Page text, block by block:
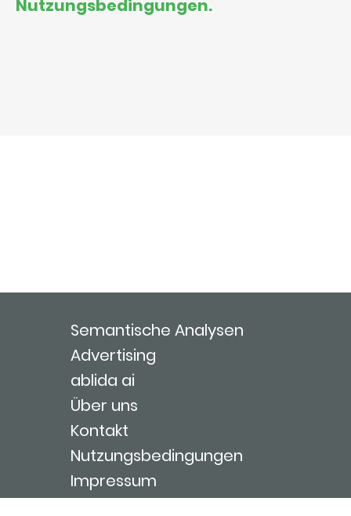
Nutzungsbedingungen.
Semantische Analysen
Advertising
ablida ai
Über uns
Kontakt
Nutzungsbedingungen
Impressum